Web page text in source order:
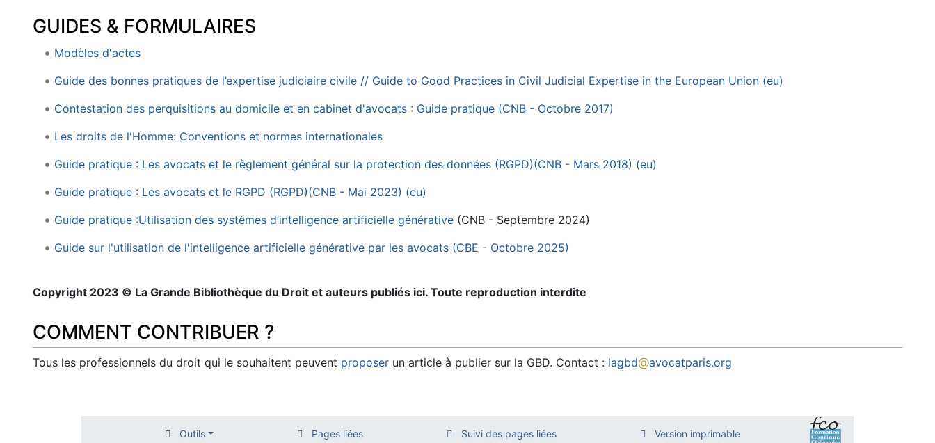
GUIDES & FORMULAIRES
Modèles d'actes
Guide des bonnes pratiques de l’expertise judiciaire civile // Guide to Good Practices in Civil Judicial Expertise in the European Union (eu)
Contestation des perquisitions au domicile et en cabinet d'avocats : Guide pratique (CNB - Octobre 2017)
Les droits de l'Homme: Conventions et normes internationales
Guide pratique : Les avocats et le règlement général sur la protection des données (RGPD)(CNB - Mars 2018) (eu)
Guide pratique : Les avocats et le RGPD (RGPD)(CNB - Mai 2023) (eu)
Guide pratique :Utilisation des systèmes d’intelligence artificielle générative(CNB - Septembre 2024)
Guide sur l'utilisation de l'intelligence artificielle générative par les avocats (CBE - Octobre 2025)
Copyright 2023 © La Grande Bibliothèque du Droit et auteurs publiés ici. Toute reproduction interdite
COMMENT CONTRIBUER ?
Tous les professionnels du droit qui le souhaitent peuvent proposer un article à publier sur la GBD. Contact : lagbd@avocatparis.org
Outils Pages liées Suivi des pages liées Version imprimable